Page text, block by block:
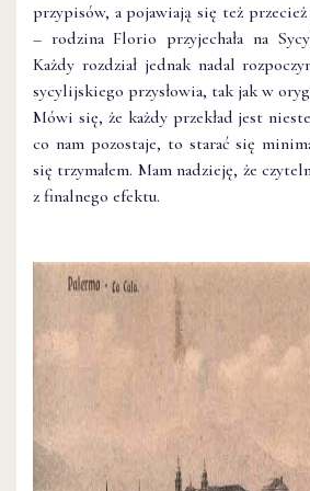
przypisów, a pojawiają się też
– rodzina Florio przyjechała na
Każdy rozdział jednak nadal
sycylijskiego przysłowia, tak jak w
Mówi się, że każdy przekład jest
co nam pozostaje, to starać się
się trzymałem. Mam nadzieję, że
z finalnego efektu.